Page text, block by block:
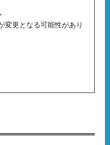
変更となる可能性があり